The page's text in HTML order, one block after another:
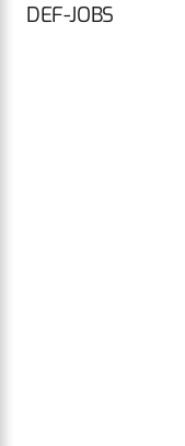
DEF-JOBS